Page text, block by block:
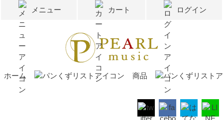
メニュー カート ログイン
ホーム 商品